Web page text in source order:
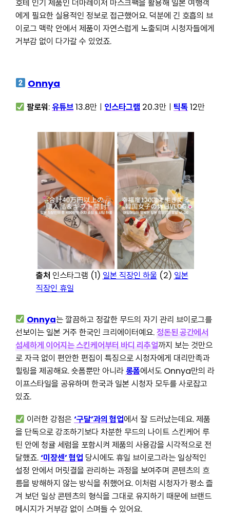
호테 인기 제품인 더마레이저 마스크팩을 활용해 일본 여행객
에게 필요한 실용적인 정보로 접근했어요. 덕분에 긴 호흡의 브
이로그 맥락 안에서 제품이 자연스럽게 노출되며 시청자들에게
거부감 없이 다가갈 수 있었죠.
Onnya
팔로워:유튜브13.8만ㅣ 인스타그램 20.3만ㅣ 틱톡12만
출처 인스타그램 (1) 일본 직장인 하울 (2) 일본
직장인 휴일
Onnya는 깔끔하고 정갈한 무드의 자기 관리 브이로그를
선보이는 일본 거주 한국인 크리에이터예요.정돈된 공간에서
섬세하게 이어지는 스킨케어부터 바디 리추얼까지 보는 것만으
로 자극 없이 편안한 편집이 특징으로 시청자에게 대리만족과
힐링을 제공해요. 숏폼뿐만 아니라롱폼에서도 Onnya만의 라
이프스타일을 공유하며 한국과 일본 시청자 모두를 사로잡고
있죠.
이러한 강점은‘구달’과의 협업에서 잘 드러났는데요. 제품
을 단독으로 강조하기보다 차분한 무드의 나이트 스킨케어 루
틴 안에 청귤 세럼을 포함시켜 제품의 사용감을 시각적으로 전
달했죠.‘미장센’ 협업 당시에도 휴일 브이로그라는 일상적인
설정 안에서 머릿결을 관리하는 과정을 보여주며 콘텐츠의 흐
름을 방해하지 않는 방식을 취했어요. 이처럼 시청자가 평소 즐
겨 보던 일상 콘텐츠의 형식을 그대로 유지하기 때문에 브랜드
메시지가 거부감 없이 스며들 수 있어요.